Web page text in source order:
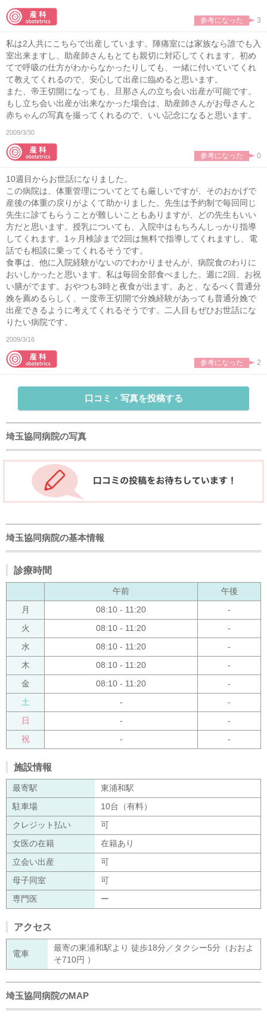
参考になった 3
私は2人共にこちらで出産しています。陣痛室には家族なら誰でも入
室出来ますし、助産師さんもとても親切に対応してくれます。初め
てで呼吸の仕方がわからなかったりしても、一緒に付いていてくれ
て教えてくれるので、安心して出産に臨めると思います。
また、帝王切開になっても、旦那さんの立ち会い出産が可能です。
もし立ち会い出産が出来なかった場合は、助産師さんがお母さんと
赤ちゃんの写真を撮ってくれるので、いい記念になると思います。
2009/3/30
参考になった 0
10週目からお世話になりました。
この病院は、体重管理についてとても厳しいですが、そのおかげで
産後の体重の戻りがよくて助かりました。先生は予約制で毎回同じ
先生に診てもらうことが難しいこともありますが、どの先生もいい
方だと思います。授乳についても、入院中はもちろんしっかり指導
してくれます。1ヶ月検診まで2回は無料で指導してくれますし、電
話でも相談に乗ってくれるそうです。
食事は、他に入院経験がないのでわかりませんが、病院食のわりに
おいしかったと思います。私は毎回全部食べました。週に2回、お祝
い膳がでます。おやつも3時と夜食が出ます。あと、なるべく普通分
娩を薦めるらしく、一度帝王切開で分娩経験があっても普通分娩で
出産できるように考えてくれるそうです。二人目もぜひお世話にな
りたい病院です。
2009/3/16
参考になった 2
口コミ・写真を投稿する
埼玉協同病院の写真
埼玉協同病院の基本情報
診療時間
午前 午後
月 08:10 - 11:20 -
火 08:10 - 11:20 -
水 08:10 - 11:20 -
木 08:10 - 11:20 -
金 08:10 - 11:20 -
土 - -
日 - -
祝 - -
施設情報
最寄駅 東浦和駅
駐車場 10台（有料）
クレジット払い 可
女医の在籍 在籍あり
立会い出産 可
母子同室 可
専門医 ー
アクセス
電車
最寄の東浦和駅より 徒歩18分／タクシー5分（おおよ
そ710円 ）
埼玉協同病院のMAP